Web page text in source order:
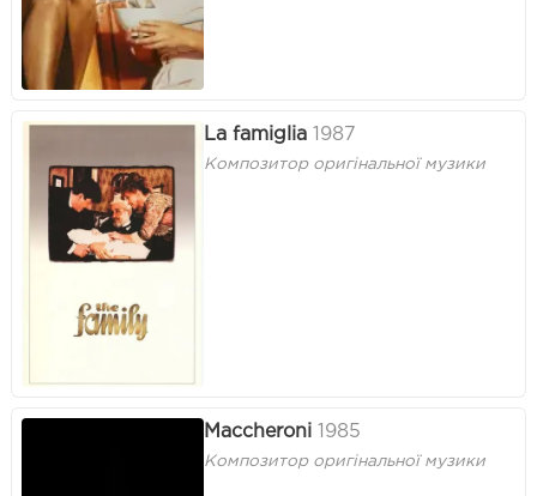
La famiglia 1987
Композитор оригінальної музики
Maccheroni 1985
Композитор оригінальної музики